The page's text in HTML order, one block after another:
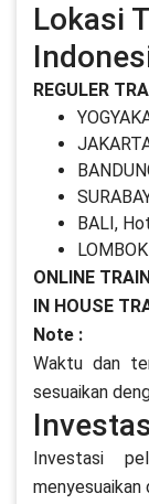
Lokasi
REGULER
BALI,
ONLINE
IN HOUSE
Note :
Waktu dan
sesuaikan
Investasi
menyesuaikan